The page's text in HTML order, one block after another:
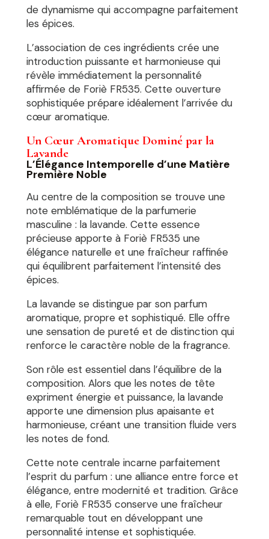
de dynamisme qui accompagne parfaitement
les épices.
L’association de ces ingrédients crée une
introduction puissante et harmonieuse qui
révèle immédiatement la personnalité
affirmée de Foriè FR535. Cette ouverture
sophistiquée prépare idéalement l’arrivée du
cœur aromatique.
Un Cœur Aromatique Dominé par la
Lavande
L’Élégance Intemporelle d’une Matière
Première Noble
Au centre de la composition se trouve une
note emblématique de la parfumerie
masculine : la lavande. Cette essence
précieuse apporte à Foriè FR535 une
élégance naturelle et une fraîcheur raffinée
qui équilibrent parfaitement l’intensité des
épices.
La lavande se distingue par son parfum
aromatique, propre et sophistiqué. Elle offre
une sensation de pureté et de distinction qui
renforce le caractère noble de la fragrance.
Son rôle est essentiel dans l’équilibre de la
composition. Alors que les notes de tête
expriment énergie et puissance, la lavande
apporte une dimension plus apaisante et
harmonieuse, créant une transition fluide vers
les notes de fond.
Cette note centrale incarne parfaitement
l’esprit du parfum : une alliance entre force et
élégance, entre modernité et tradition. Grâce
à elle, Foriè FR535 conserve une fraîcheur
remarquable tout en développant une
personnalité intense et sophistiquée.